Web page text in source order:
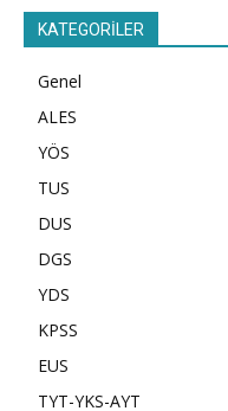
KATEGORİLER
Genel
ALES
YÖS
TUS
DUS
DGS
YDS
KPSS
EUS
TYT-YKS-AYT